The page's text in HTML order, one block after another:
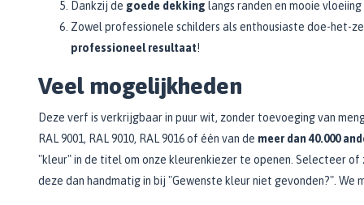
Dankzij de goede dekking langs randen en mooie
Zowel professionele schilders als enthousiaste doe-het-
professioneel resultaat!
Veel mogelijkheden
Deze verf is verkrijgbaar in puur wit, zonder toevoeging van
RAL 9001, RAL 9010, RAL 9016 of één van de meer dan 40.000
"kleur" in de titel om onze kleurenkiezer te openen. Selecteer
deze dan handmatig in bij "Gewenste kleur niet gevonden?". We